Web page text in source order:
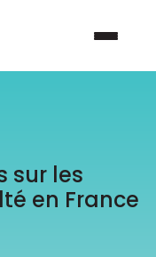
sur les
en France